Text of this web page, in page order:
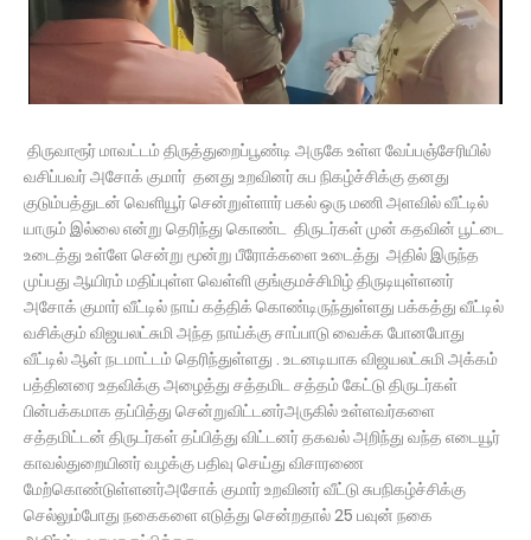
திருவாரூர் மாவட்டம் திருத்துறைப்பூண்டி அருகே உள்ள வேப்பஞ்சேரியில்
வசிப்பவர் அசோக் குமார் தனது உறவினர் சுப நிகழ்ச்சிக்கு தனது
குடும்பத்துடன் வெளியூர் சென்றுள்ளார் பகல் ஒரு மணி அளவில் வீட்டில்
யாரும் இல்லை என்று தெரிந்து கொண்ட திருடர்கள் முன் கதவின் பூட்டை
உடைத்து உள்ளே சென்று மூன்று பீரோக்களை உடைத்து அதில் இருந்த
முப்பது ஆயிரம் மதிப்புள்ள வெள்ளி குங்குமச்சிமிழ் திருடியுள்ளனர்
அசோக் குமார் வீட்டில் நாய் கத்திக் கொண்டிருந்துள்ளது பக்கத்து வீட்டில்
வசிக்கும் விஜயலட்சுமி அந்த நாய்க்கு சாப்பாடு வைக்க போனபோது
வீட்டில் ஆள் நடமாட்டம் தெரிந்துள்ளது . உடனடியாக விஜயலட்சுமி அக்கம்
பத்தினரை உதவிக்கு அழைத்து சத்தமிட சத்தம் கேட்டு திருடர்கள்
பின்பக்கமாக தப்பித்து சென்றுவிட்டனர்அருகில் உள்ளவர்களை
சத்தமிட்டன் திருடர்கள் தப்பித்து விட்டனர் தகவல் அறிந்து வந்த எடையூர்
காவல்துறையினர் வழக்கு பதிவு செய்து விசாரணை
மேற்கொண்டுள்ளனர்அசோக் குமார் உறவினர் வீட்டு சுபநிகழ்ச்சிக்கு
செல்லும்போது நகைகளை எடுத்து சென்றதால் 25 பவுன் நகை